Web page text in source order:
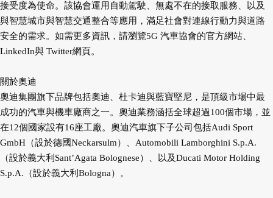
接受度為使命。該協會運用自動駕駛、無處不在的接取服務、以及
與智慧城市與智慧交通整合等應用，滿足社會對連線行動力與道路
安全的需求。如需更多資訊，請瀏覽5G 汽車協會的官方網站、
LinkedIn與 Twitter網頁。
關於奧迪
奧迪集團旗下品牌包括奧迪、杜卡迪與藍寶堅尼，是頂級市場中最
成功的汽車與機車廠商之一。奧迪業務涵括全球超過100個市場，並
在12個國家設有16座工廠。奧迪汽車旗下子公司包括Audi Sport
GmbH（設於德國Neckarsulm）、Automobili Lamborghini S.p.A.
（設於義大利Sant’Agata Bolognese）、以及Ducati Motor Holding
S.p.A.（設於義大利Bologna）。